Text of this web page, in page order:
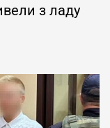
з ладу